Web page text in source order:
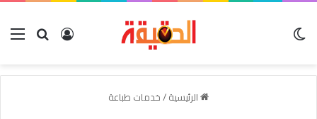
بحث عنتسجيل
الرئيسية/خدمات طباعة